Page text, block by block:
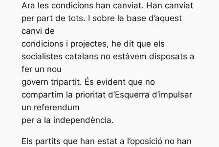
Ara les condicions han canviat. Han canviat
per part de tots. I sobre la base d’aquest
canvi de
condicions i projectes, he dit que els
socialistes catalans no estàvem disposats a
fer un nou
govern tripartit. És evident que no
compartim la prioritat d’Esquerra d’impulsar
un referendum
per a la independència.
Els partits que han estat a l’oposició no han